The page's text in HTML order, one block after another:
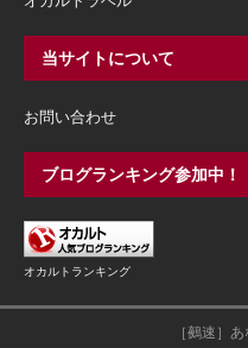
当サイトについて
お問い合わせ
ブログランキング参加中！
オカルトランキング
［鵺速］